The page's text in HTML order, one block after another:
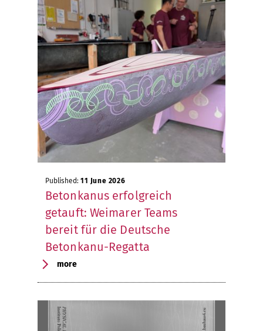
Published: 11 June 2026
Betonkanus erfolgreich
getauft: Weimarer Teams
bereit für die Deutsche
Betonkanu-Regatta
more